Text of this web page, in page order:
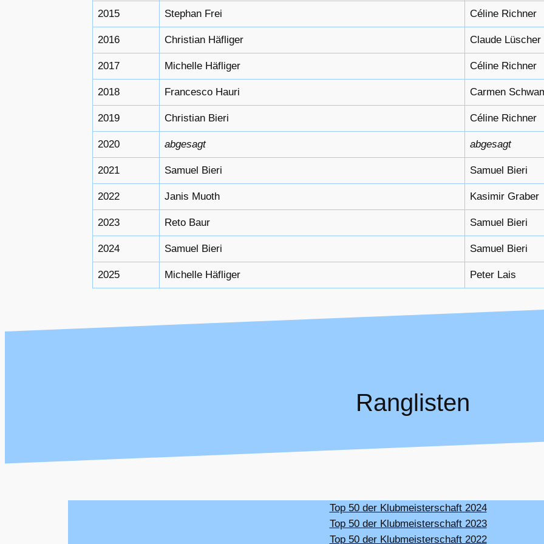
2015 Stephan Frei Céline Richner
2016 Christian Häfliger Claude Lüscher
2017 Michelle Häfliger Céline Richner
2018 Francesco Hauri Carmen
2019 Christian Bieri Céline Richner
2020 abgesagt abgesagt
2021 Samuel Bieri Samuel Bieri
2022 Janis Muoth Kasimir Graber
2023 Reto Baur Samuel Bieri
2024 Samuel Bieri Samuel Bieri
2025 Michelle Häfliger Peter Lais
Ranglisten
Top 50 der Klubmeisterschaft 2024
Top 50 der Klubmeisterschaft 2023
Top 50 der Klubmeisterschaft 2022